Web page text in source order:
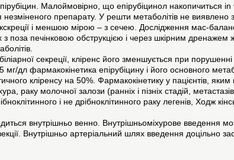
Малоймовірно, що епірубіцинол накопичиться
препарату. У решти метаболітів не виявлено
і меншою мірою – з сечею. Дослідження мас-
з поза печінковою обструкцією і через шкірним
секреції, кліренс його зменшується при порушенні
дл фармакокінетика епірубіцину і його основного
кліренсу на 50%. Фармакокінетику у пацієнтів,
раку молочної залози (ранніх і пізніх стадій,
і не дрібноклітинного раку легенів, Ходж
внутрішньо венно. Внутрішньоміхурове введення
Внутрішньо артеріальний шлях введення доцільно